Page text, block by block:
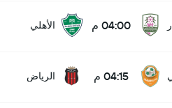
04:00 م الأهلي
04:15 م الرياض